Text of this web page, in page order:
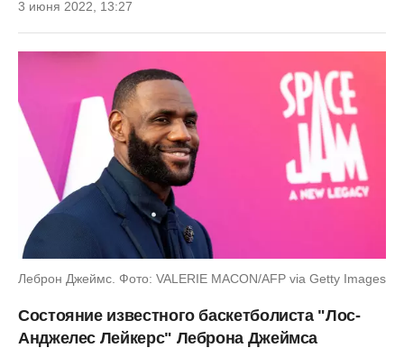
3 июня 2022, 13:27
Леброн Джеймс. Фото: VALERIE MACON/AFP via Getty Images
Состояние известного баскетболиста "Лос-
Анджелес Лейкерс" Леброна Джеймса